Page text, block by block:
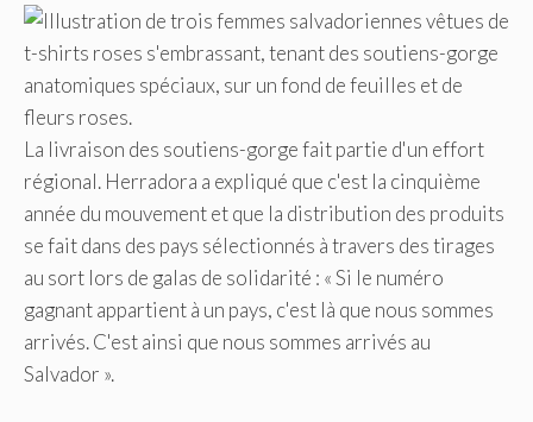
La livraison des soutiens-gorge fait partie d'un effort
régional. Herradora a expliqué que c'est la cinquième
année du mouvement et que la distribution des produits
se fait dans des pays sélectionnés à travers des tirages
au sort lors de galas de solidarité : « Si le numéro
gagnant appartient à un pays, c'est là que nous sommes
arrivés. C'est ainsi que nous sommes arrivés au
Salvador ».